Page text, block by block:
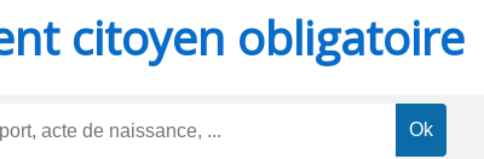
citoyen obligatoire